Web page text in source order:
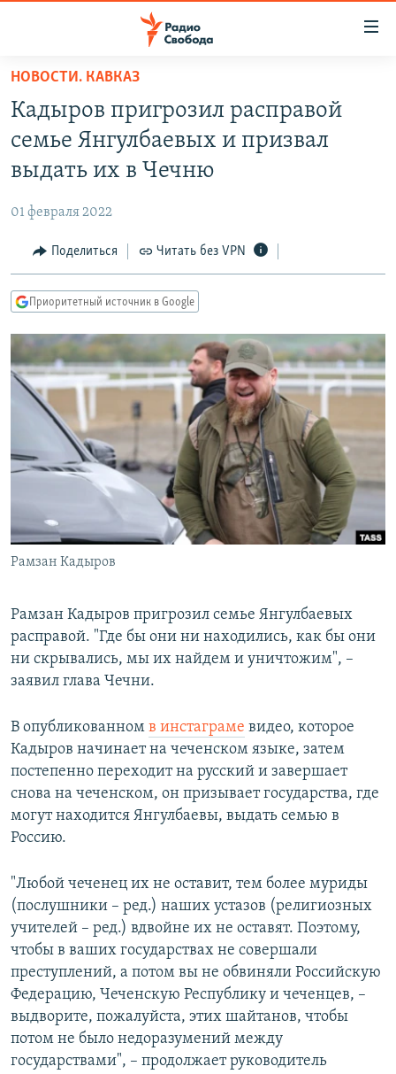
упрощенного
доступа
основному
Вернутся
Вернутся
поиску
ПОДКАСТЫ
АВТОРСКИЕ ПРОЕКТЫ
МНЕНИЯ
КУЛЬТУРА
КАВКАЗ.РЕАЛИИ
СЕВЕР.РЕАЛИИ
СИБИРЬ.РЕАЛИИ
РАСПИСАНИЕ ВЕЩАНИЯ
ПОДПИШИТЕСЬ НА РАССЫЛКУ
СОЦИАЛЬНЫЕ СЕТИ
Все сайты РСЕ/РС
НОВОСТИ. КАВКАЗ
Кадыров пригрозил расправой
семье Янгулбаевых и призвал
выдать их в Чечню
01 февраля 2022
Поделиться Читать без VPN
Приоритетный источник в Google
Рамзан Кадыров
Рамзан Кадыров пригрозил семье Янгулбаевых
расправой. "Где бы они ни находились, как бы они
ни скрывались, мы их найдем и уничтожим", –
заявил глава Чечни.
В опубликованном в инстаграме видео, которое
Кадыров начинает на чеченском языке, затем
постепенно переходит на русский и завершает
снова на чеченском, он призывает государства, где
могут находится Янгулбаевы, выдать семью в
Россию.
"Любой чеченец их не оставит, тем более муриды
(послушники – ред.) наших устазов (религиозных
учителей – ред.) вдвойне их не оставят. Поэтому,
чтобы в ваших государствах не совершали
преступлений, а потом вы не обвиняли Российскую
Федерацию, Чеченскую Республику и чеченцев, –
выдворите, пожалуйста, этих шайтанов, чтобы
потом не было недоразумений между
государствами", – продолжает руководитель